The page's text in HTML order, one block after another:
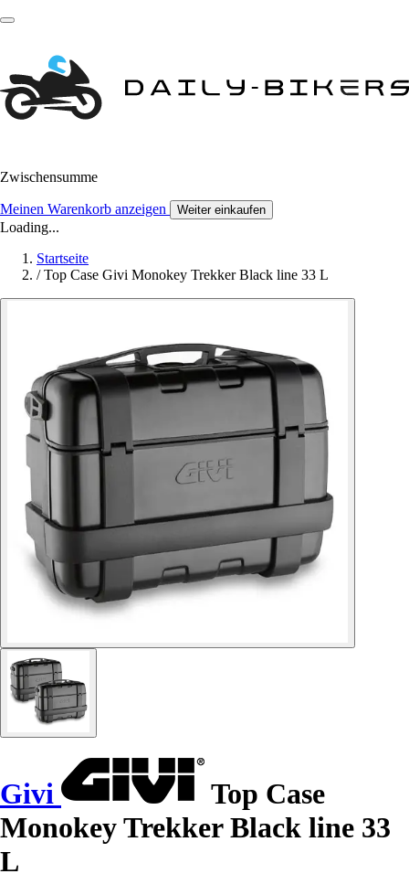
Zwischensumme
Meinen Warenkorb anzeigen Weiter einkaufen
Loading...
Startseite
/ Top Case Givi Monokey Trekker Black line 33 L
Givi
Top Case
Monokey Trekker Black line 33
L